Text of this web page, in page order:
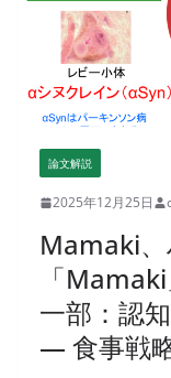
論文解説
2025年12月25日
Mamaki
「
一部：認
— 食事戦